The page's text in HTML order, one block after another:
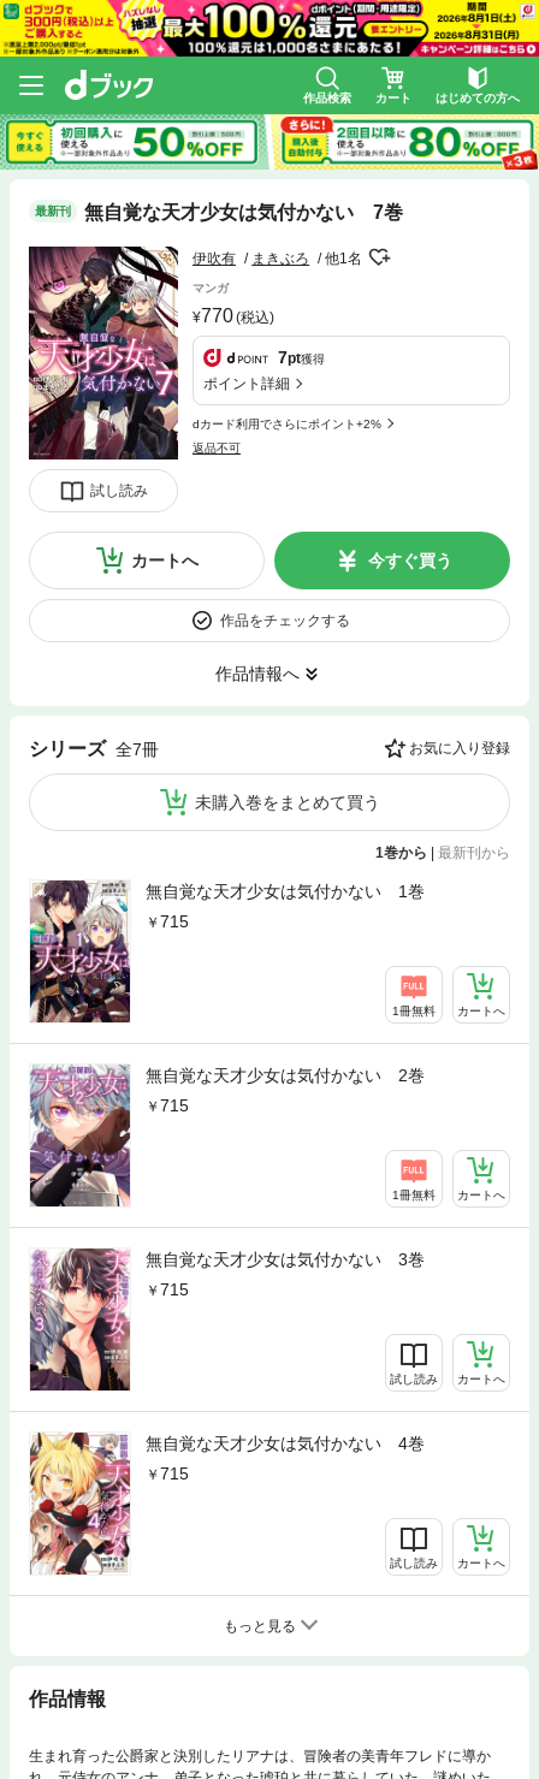
作品検索 カート はじめての方へ
最新刊 無自覚な天才少女は気付かない 7巻
試し読み
伊吹有 まきぶろ 他1名
マンガ
770(税込)
7pt獲得
ポイント詳細
dカード利用でさらにポイント+2%
返品不可
カートへ 今すぐ買う
作品をチェックする
作品情報へ
シリーズ 全7冊 お気に入り登録
未購入巻をまとめて買う
1巻から | 最新刊から
無自覚な天才少女は気付かない 1巻
715
1冊無料 カートへ
無自覚な天才少女は気付かない 2巻
715
1冊無料 カートへ
無自覚な天才少女は気付かない 3巻
715
試し読み カートへ
無自覚な天才少女は気付かない 4巻
715
試し読み カートへ
もっと見る
作品情報
生まれ育った公爵家と決別したリアナは、冒険者の美青年フレドに導か